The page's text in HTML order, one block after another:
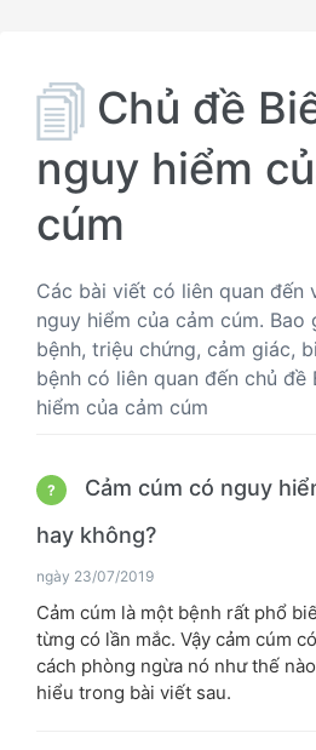
Chủ đề
nguy hiểm
cúm
Các bài viết có liên quan đến
nguy hiểm của cảm cúm.
bệnh, triệu chứng, cảm giác,
bệnh có liên quan đến chủ đề
hiểm của cảm cúm
?
Cảm cúm có nguy
hay không?
ngày 23/07/2019
Cảm cúm là một bệnh rất phổ
từng có lần mắc. Vậy cảm cúm
cách phòng ngừa nó như thế
hiểu trong bài viết sau.